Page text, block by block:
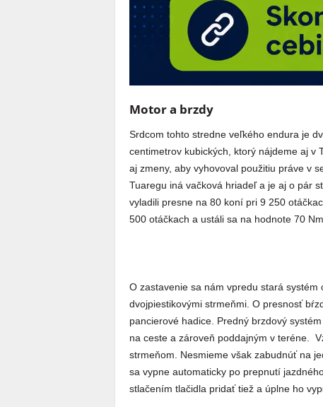
Motor a brzdy
Srdcom tohto stredne veľkého endura je
centimetrov kubických, ktorý nájdeme aj v
aj zmeny, aby vyhovoval použitiu práve v
Tuaregu iná vačková hriadeľ a je aj o pár
vyladili presne na 80 koní pri 9 250
500 otáčkach a ustáli sa na hodnote 70
O zastavenie sa nám vpredu stará
dvojpiestikovými strmeňmi. O presnosť
pancierové hadice. Predný brzdový
na ceste a zároveň poddajným v teréne.
strmeňom. Nesmieme však zabudnúť na
sa vypne automaticky po prepnutí
stlačením tlačidla pridať tiež a úplne ho